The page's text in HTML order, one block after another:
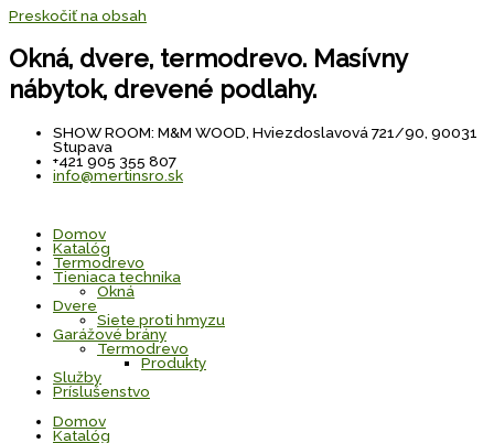
Preskočiť na obsah
Okná, dvere, termodrevo. Masívny
nábytok, drevené podlahy.
SHOW ROOM: M&M WOOD, Hviezdoslavová 721/90, 90031
Stupava
+421 905 355 807
info@mertinsro.sk
Domov
Katalóg
Termodrevo
Tieniaca technika
Okná
Dvere
Siete proti hmyzu
Garážové brány
Termodrevo
Produkty
Služby
Príslušenstvo
Domov
Katalóg